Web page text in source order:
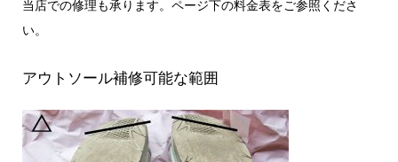
当店での修理も承ります。ページ下の料金表をご参照くださ
い。
アウトソール補修可能な範囲